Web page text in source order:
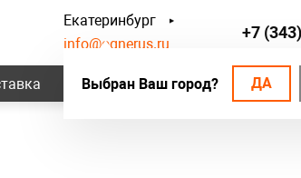
Екатеринбург
Выбран Ваш город? ДА
info@ognerus.ru
+7 (343)
Наши объекты